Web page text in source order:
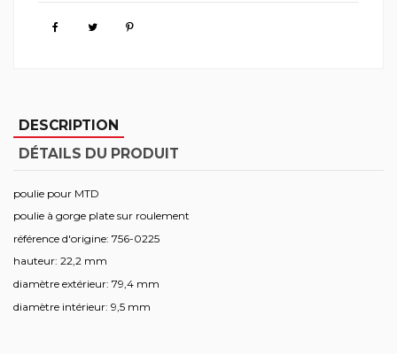
DESCRIPTION
DÉTAILS DU PRODUIT
poulie pour MTD
poulie à gorge plate sur roulement
référence d'origine: 756-0225
hauteur: 22,2 mm
diamètre extérieur: 79,4 mm
diamètre intérieur: 9,5 mm